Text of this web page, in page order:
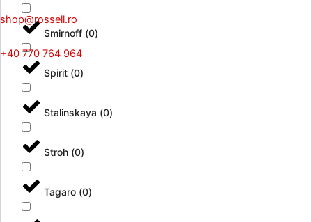
Smirnoff (0)
Spirit (0)
Stalinskaya (0)
Stroh (0)
Tagaro (0)
shop@rossell.ro
+40 770 764 964